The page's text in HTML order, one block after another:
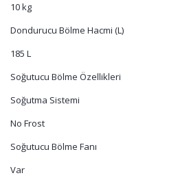
10 kg
Dondurucu Bölme Hacmi (L)
185 L
Soğutucu Bölme Özellikleri
Soğutma Sistemi
No Frost
Soğutucu Bölme Fanı
Var